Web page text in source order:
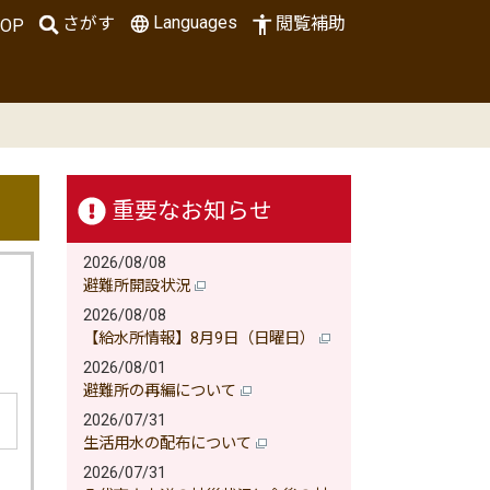
さがす Languages 閲覧補助
重要なお知らせ
2026/08/08
避難所開設状況
2026/08/08
【給水所情報】8月9日（日曜日）
2026/08/01
避難所の再編について
2026/07/31
生活用水の配布について
2026/07/31